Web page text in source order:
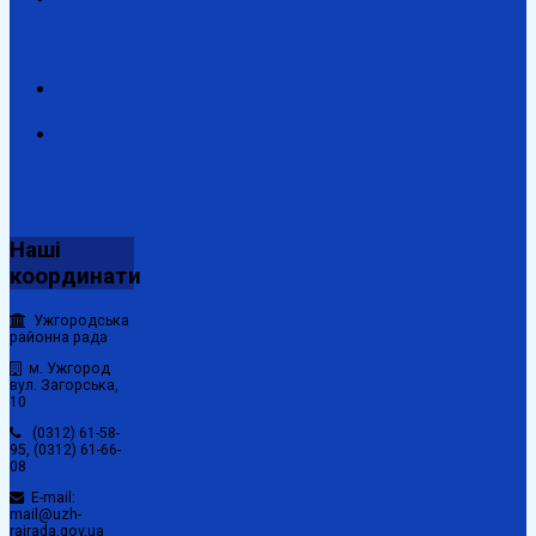
Наші
координати
Ужгородська
районна рада
м. Ужгород
вул. Загорська,
10
(0312) 61-58-
95, (0312) 61-66-
08
E-mail:
mail@uzh-
rajrada.gov.ua